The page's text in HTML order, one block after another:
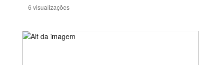
6 visualizações